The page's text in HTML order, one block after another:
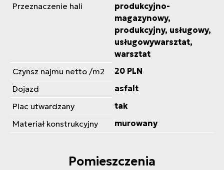
Przeznaczenie hali
produkcyjno-
magazynowy,
produkcyjny, usługowy,
usługowywarsztat,
warsztat
Czynsz najmu netto /m2
20 PLN
Dojazd
asfalt
Plac utwardzany
tak
Materiał konstrukcyjny
murowany
Pomieszczenia